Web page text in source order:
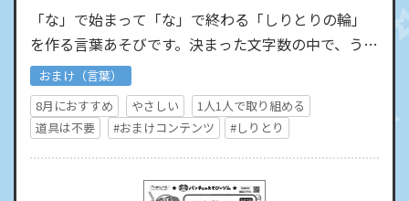
「な」で始まって「な」で終わる「しりとりの輪」
を作る言葉あそびです。決まった文字数の中で、うま
く輪がつながれば正解です。自由にいろいろな言葉を
使って、「しりと…
おまけ（言葉）
8月におすすめ
やさしい
1人1人で取り組める
道具は不要
#おまけコンテンツ #しりとり